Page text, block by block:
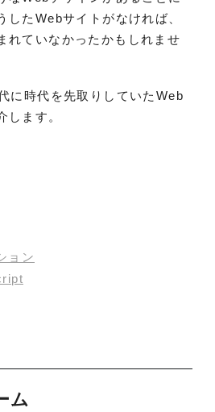
したWebサイトがなければ、
れていなかったかもしれませ
に時代を先取りしていたWeb
します。
ョン
ム